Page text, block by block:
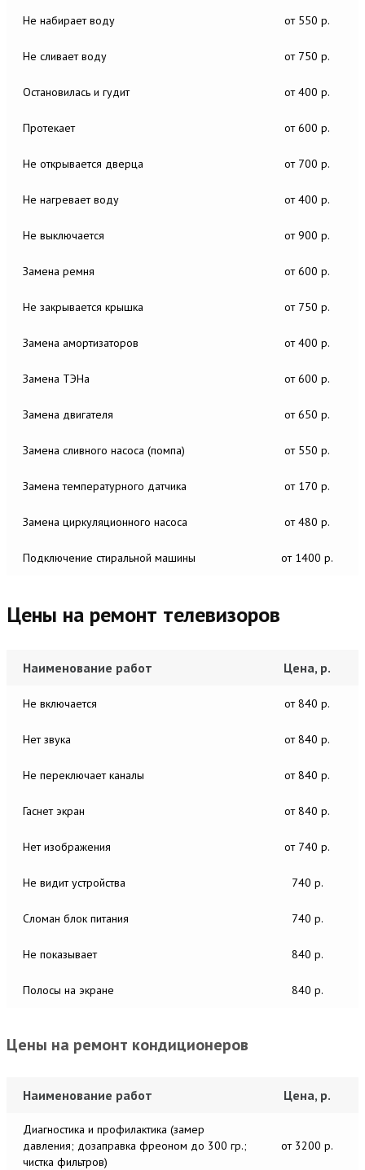
Не набирает воду от 550 р.
Не сливает воду от 750 р.
Остановилась и гудит от 400 р.
Протекает от 600 р.
Не открывается дверца от 700 р.
Не нагревает воду от 400 р.
Не выключается от 900 р.
Замена ремня от 600 р.
Не закрывается крышка от 750 р.
Замена амортизаторов от 400 р.
Замена ТЭНа от 600 р.
Замена двигателя от 650 р.
Замена сливного насоса (помпа) от 550 р.
Замена температурного датчика от 170 р.
Замена циркуляционного насоса от 480 р.
Подключение стиральной машины от 1400 р.
Цены на ремонт телевизоров
Наименование работ Цена, р.
Не включается от 840 р.
Нет звука от 840 р.
Не переключает каналы от 840 р.
Гаснет экран от 840 р.
Нет изображения от 740 р.
Не видит устройства 740 р.
Сломан блок питания 740 р.
Не показывает 840 р.
Полосы на экране 840 р.
Цены на ремонт кондиционеров
Наименование работ Цена, р.
Диагностика и профилактика (замер
давления; дозаправка фреоном до 300 гр.;
чистка фильтров)
от 3200 р.